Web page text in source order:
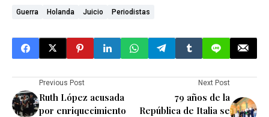
Guerra Holanda Juicio Periodistas
Previous Post
Ruth López acusada
por enriquecimiento
Next Post
79 años de la
República de Italia se